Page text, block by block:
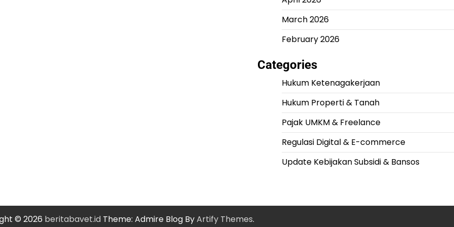
March 2026
February 2026
Categories
Hukum Ketenagakerjaan
Hukum Properti & Tanah
Pajak UMKM & Freelance
Regulasi Digital & E-commerce
Update Kebijakan Subsidi & Bansos
© 2026 beritabavet.id Theme: Admire Blog ByArtify Themes.